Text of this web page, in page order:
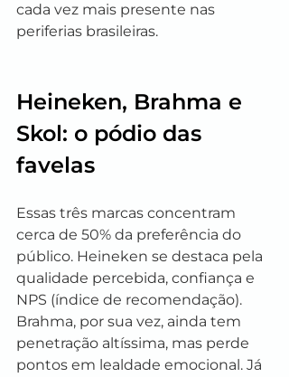
cada vez mais presente nas
periferias brasileiras.
Heineken, Brahma e
Skol: o pódio das
favelas
Essas três marcas concentram
cerca de 50% da preferência do
público. Heineken se destaca pela
qualidade percebida, confiança e
NPS (índice de recomendação).
Brahma, por sua vez, ainda tem
penetração altíssima, mas perde
pontos em lealdade emocional. Já